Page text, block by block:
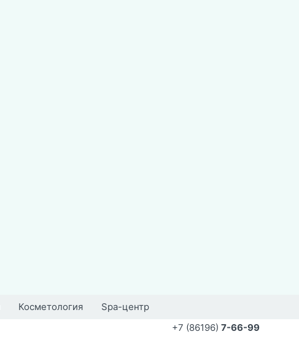
Косметология Spa-центр
+7 (86196) 7-66-99